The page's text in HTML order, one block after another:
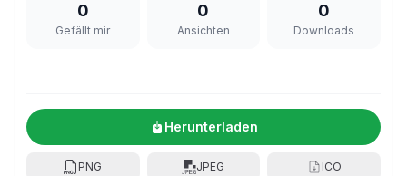
0
Gefällt mir
0
Ansichten
0
Downloads
Herunterladen
PNG JPEG ICO